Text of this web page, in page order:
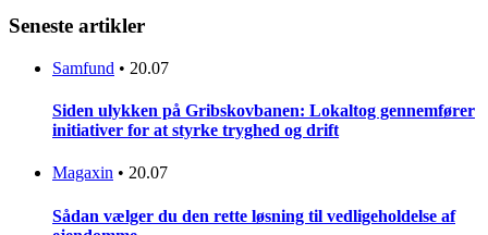
Seneste artikler
Samfund • 20.07
Siden ulykken på Gribskovbanen: Lokaltog gennemfører
initiativer for at styrke tryghed og drift
Magaxin • 20.07
Sådan vælger du den rette løsning til vedligeholdelse af